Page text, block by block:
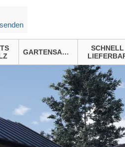
GARTENSAUNA
SCHNELL